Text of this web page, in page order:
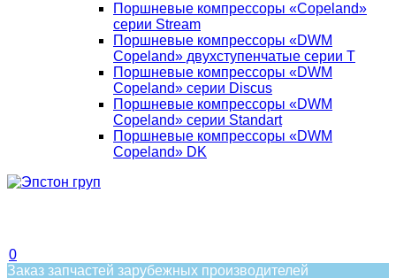
Поршневые компрессоры «Copeland»
серии Stream
Поршневые компрессоры «DWM
Copeland» двухступенчатые серии T
Поршневые компрессоры «DWM
Copeland» серии Discus
Поршневые компрессоры «DWM
Copeland» серии Standart
Поршневые компрессоры «DWM
Copeland» DK
0
Заказ запчастей зарубежных производителей